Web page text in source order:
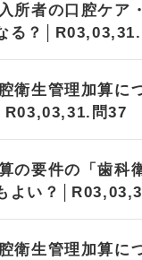
所者の口腔ケ
る？
衛生管理加算
問37
の要件の「歯
よい？
衛生管理加算